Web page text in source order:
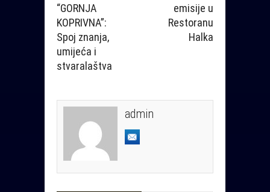
“GORNJA
KOPRIVNA”:
Spoj znanja,
umijeća i
stvaralaštva
emisije u
Restoranu
Halka
admin